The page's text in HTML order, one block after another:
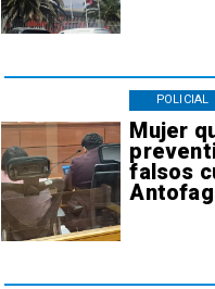
Mujer
falsos
POLICIAL